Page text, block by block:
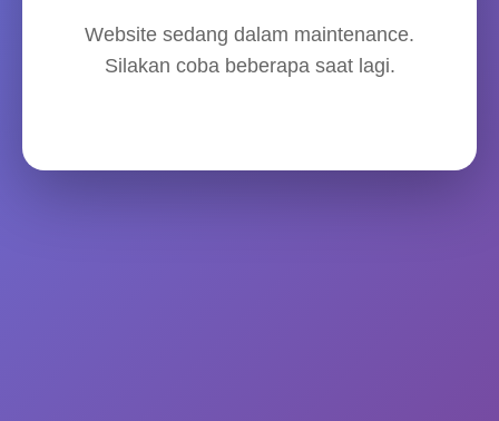
Website sedang dalam maintenance.
Silakan coba beberapa saat lagi.